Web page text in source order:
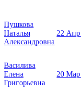
Пушкова
Наталья
Александровна
22 Апр
Василива
Елена
Григорьевна
20 Мар